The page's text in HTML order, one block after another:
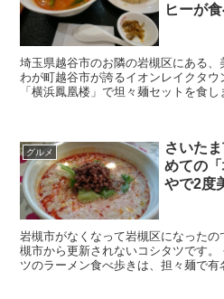
ヒーが
埼玉県越谷市のお隣の岩槻区にある、
わが町越谷市が誇るイオンレイクタ
「横浜鳳凰楼」で坦々麺セットを食しました。 フォー
グルメ
さいた
めての
やで2度
岩槻市がなくなって岩槻区になった
槻市から更新されないコシタツです。 今回のフォーリンガリコシタ
ツのラーメン食べ歩きは、担々麺で
す「坦々」で担々麺を頂いてきまし